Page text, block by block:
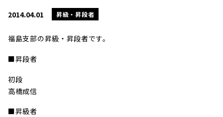
2014.04.01 昇級・昇段者
福島支部の昇級・昇段者です。
■昇段者
初段
高橋成信
■昇級者